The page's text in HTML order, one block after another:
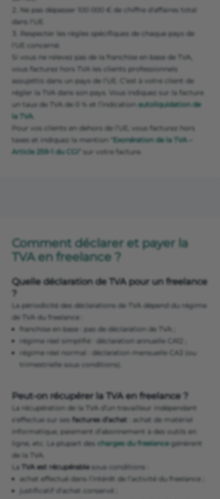
Ne pas dépasser 100 000 € de chiffre d'affaires total
dans l'UE.
Respecter les règles spécifiques de chaque pays de
l'UE concerné.
Si vous ne relevez pas de la franchise en base de TVA,
vous facturez hors TVA les clients professionnels
assujettis dans un pays de l’UE. C’est à votre client de
régler la TVA dans son pays. Vous indiquez sur la facture
un taux de TVA de 0 % et l’indication autoliquidation de
la TVA.
Pour vos clients en dehors de l’UE, vous facturez hors
taxes et indiquez la mention “ Exonération de la TVA –
Article 259-1 du CGI
” sur votre facture.
Comment déclarer et payer la
TVA en freelance ?
Quelle déclaration de TVA pour un freelance
?
La périodicité des déclarations de TVA dépend du régime
de TVA du freelance :
franchise en base : pas de déclaration de TVA ;
régime réel simplifié : déclaration annuelle CA12 ;
régime réel normal : déclaration mensuelle CA3 (ou
trimestrielle sous conditions).
Peut-on récupérer la TVA en freelance ?
La récupération de la TVA d’un travailleur indépendant
s'effectue sur ses factures d’achat : achat de matériel
informatique, paiement d’abonnement à des outils en
ligne, etc. La plupart des charges du freelancegénèrent
de la TVA.
La TVA est récupérablesous conditions :
achat effectué dans l’intérêt de l’activité du freelance ;
justificatif d’achat conservé ;